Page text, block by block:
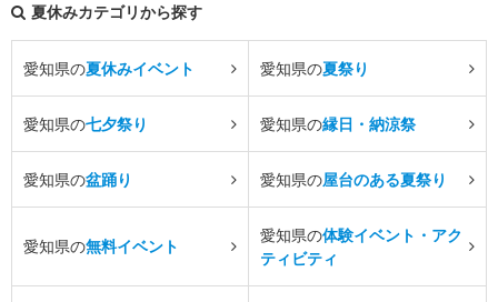
夏休みカテゴリから探す
愛知県の夏休みイベント 愛知県の夏祭り
愛知県の七夕祭り 愛知県の縁日・納涼祭
愛知県の盆踊り 愛知県の屋台のある夏祭り
愛知県の無料イベント
愛知県の体験イベント・アク
ティビティ